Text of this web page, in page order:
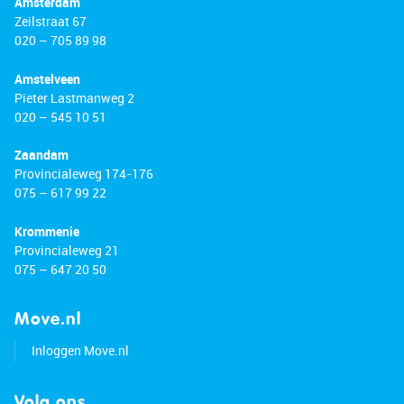
Zeilstraat 67
020 – 705 89 98
Amstelveen
Pieter Lastmanweg 2
020 – 545 10 51
Zaandam
Provincialeweg 174-176
075 – 617 99 22
Krommenie
Provincialeweg 21
075 – 647 20 50
Move.nl
Inloggen Move.nl